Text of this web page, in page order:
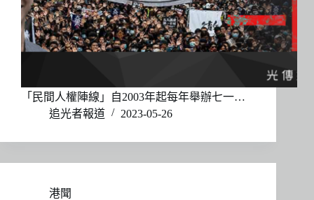
「民間人權陣線」自2003年起每年舉辦七一…
追光者報道
2023-05-26
港聞